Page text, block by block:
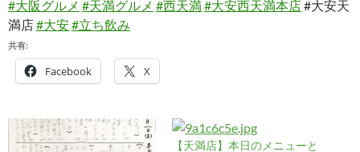
#大阪グルメ #天満グルメ #西天満#大安西天満本店#大安天
満店#大安#立ち飲み
共有:
Facebook X
【天満店】本日のメニューと